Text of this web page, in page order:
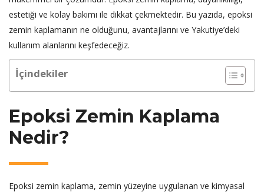
estetiği ve kolay bakımı ile dikkat çekmektedir. Bu yazıda, epoksi
zemin kaplamanın ne olduğunu, avantajlarını ve Yakutiye’deki
kullanım alanlarını keşfedeceğiz.
İçindekiler
Epoksi Zemin Kaplama
Nedir?
Epoksi zemin kaplama, zemin yüzeyine uygulanan ve kimyasal